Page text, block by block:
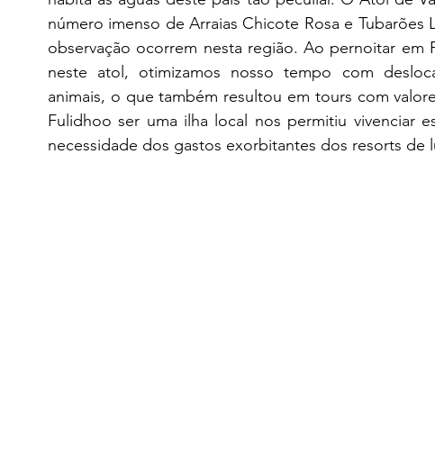
número imenso de Arraias Chicote Rosa e
observação ocorrem nesta região. Ao pernoitar em
neste atol, otimizamos nosso tempo com
animais, o que também resultou em tours com
Fulidhoo ser uma ilha local nos permitiu vivenciar
necessidade dos gastos exorbitantes dos resorts de